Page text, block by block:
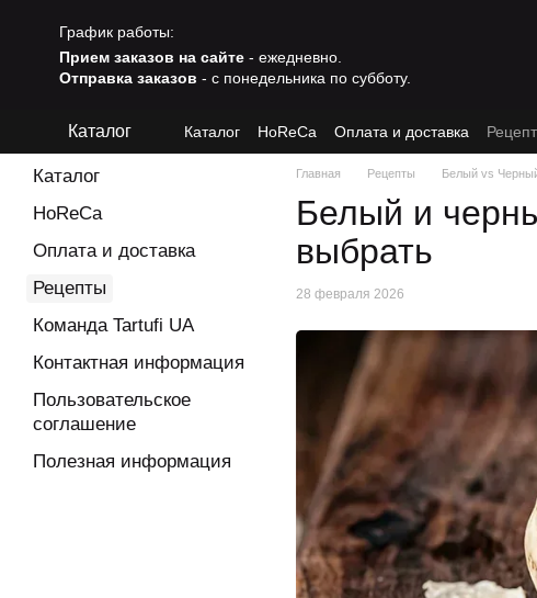
График работы:
Прием заказов на сайте - ежедневно.
Отправка заказов - с понедельника по субботу.
Каталог Каталог HoReCa Оплата и доставка
Полезная информация
Главная Рецепты Белый vs
Белый и
выбрать
28 февраля 2026
Каталог
HoReCa
Оплата и доставка
Рецепты
Команда Tartufi UA
Контактная информация
Пользовательское
соглашение
Полезная информация